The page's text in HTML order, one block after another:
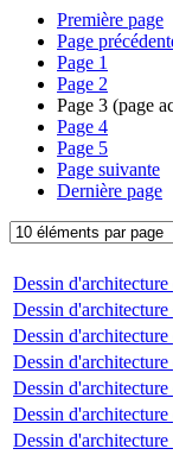
Première page
Page
Page 1
Page 2
Page 3 (page
Page 4
Page 5
Page suivante
Dernière page
Dessin
Dessin
Dessin
Dessin
Dessin
Dessin
Dessin